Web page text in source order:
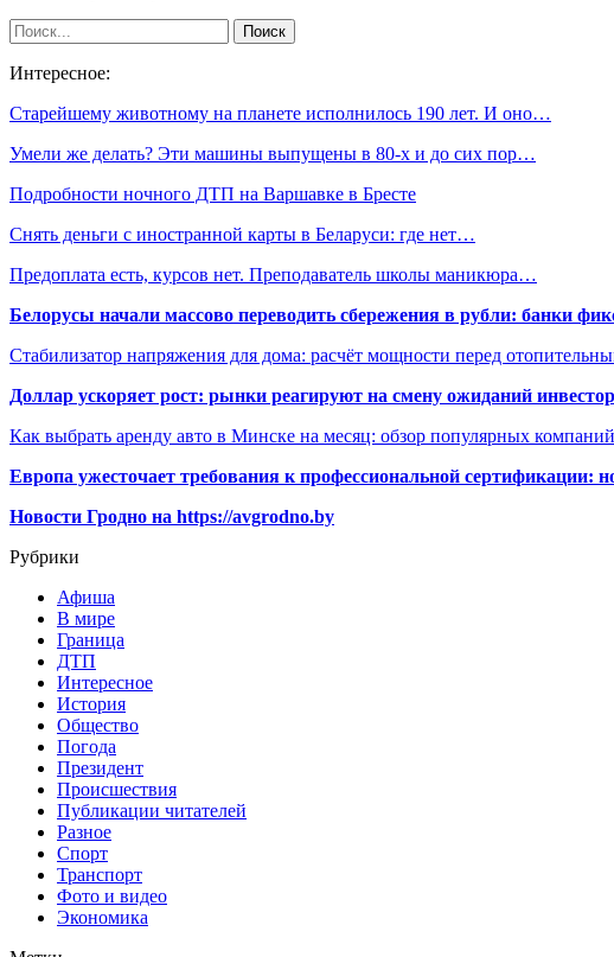
Интересное:
Старейшему животному на планете исполнилось 190 лет. И оно…
Умели же делать? Эти машины выпущены в 80-х и до сих пор…
Подробности ночного ДТП на Варшавке в Бресте
Снять деньги с иностранной карты в Беларуси: где нет…
Предоплата есть, курсов нет. Преподаватель школы маникюра…
Белорусы начали массово переводить сбережения в рубли: банки
Стабилизатор напряжения для дома: расчёт мощности перед
Доллар ускоряет рост: рынки реагируют на смену ожиданий
Как выбрать аренду авто в Минске на месяц: обзор популярных компаний
Европа ужесточает требования к профессиональной сертификации:
Новости Гродно на https://avgrodno.by
Рубрики
Афиша
В мире
Граница
ДТП
Интересное
История
Общество
Погода
Президент
Происшествия
Публикации читателей
Разное
Спорт
Транспорт
Фото и видео
Экономика